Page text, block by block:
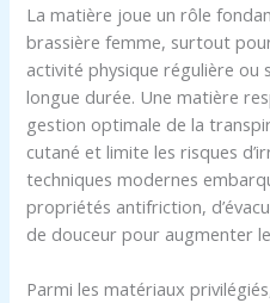
La matière joue un rôle
brassière femme, surtout
activité physique régulière
longue durée. Une matière
gestion optimale de la
cutané et limite les risques
techniques modernes
propriétés antifriction,
de douceur pour augmenter
Parmi les matériaux